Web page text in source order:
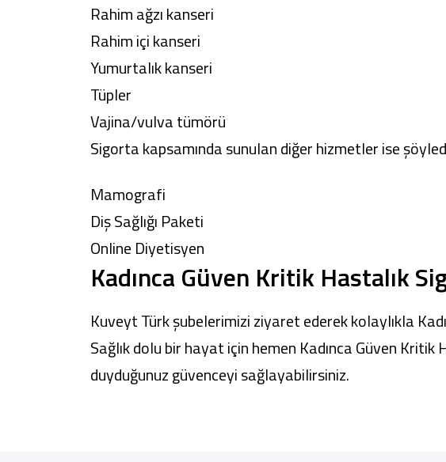
Rahim ağzı kanseri
Rahim içi kanseri
Yumurtalık kanseri
Tüpler
Vajina/vulva tümörü
Sigorta kapsamında sunulan diğer hizmetler ise
Mamografi
Diş Sağlığı Paketi
Online Diyetisyen
Kadınca Güven Kritik Hastalık
Kuveyt Türkşubelerimiziziyaret ederek kolaylıkla
Sağlık dolu bir hayat için hemen Kadınca Güven
duyduğunuz güvenceyi sağlayabilirsiniz.